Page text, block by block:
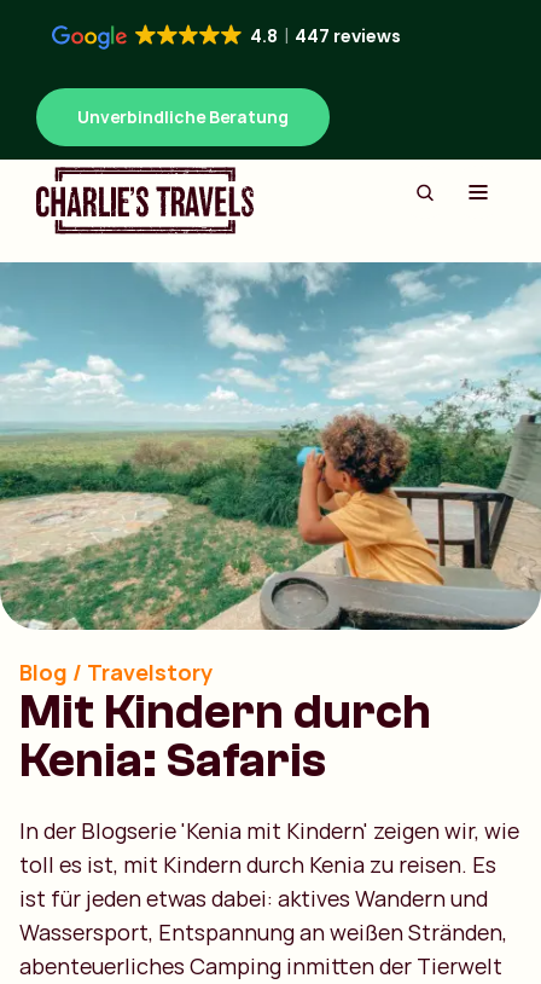
4.8 447 reviews
Unverbindliche Beratung
Blog / Travelstory
Mit Kindern durch
Kenia: Safaris
In der Blogserie 'Kenia mit Kindern' zeigen wir, wie
toll es ist, mit Kindern durch Kenia zu reisen. Es
ist für jeden etwas dabei: aktives Wandern und
Wassersport, Entspannung an weißen Stränden,
abenteuerliches Camping inmitten der Tierwelt